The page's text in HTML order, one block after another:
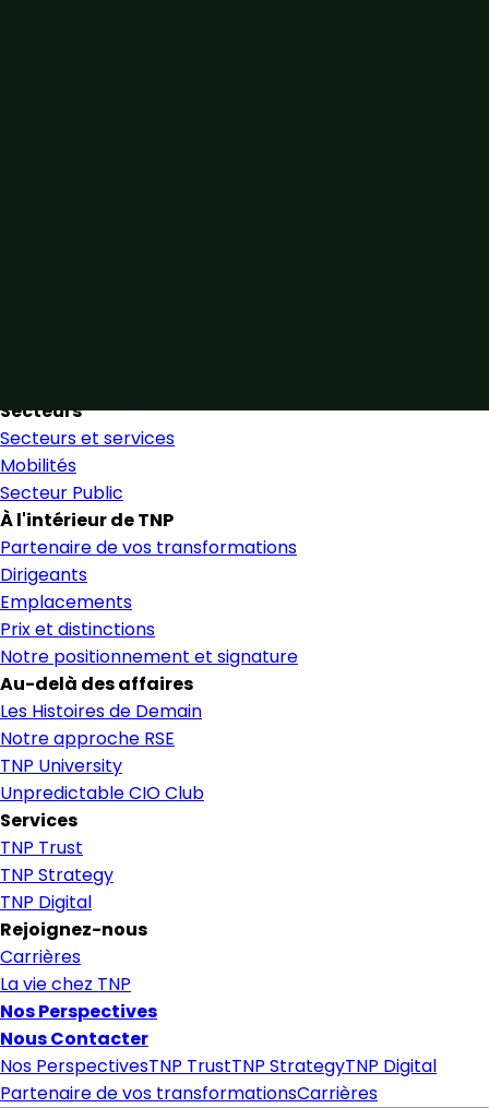
Secteurs
Secteurs et services
Mobilités
Secteur Public
À l'intérieur de TNP
Partenaire de vos transformations
Dirigeants
Emplacements
Prix et distinctions
Notre positionnement et signature
Au-delà des affaires
Les Histoires de Demain
Notre approche RSE
TNP University
Unpredictable CIO Club
Services
TNP Trust
TNP Strategy
TNP Digital
Rejoignez-nous
Carrières
La vie chez TNP
Nos Perspectives
Nous Contacter
Nos PerspectivesTNP TrustTNP StrategyTNP Digital
Partenaire de vos transformationsCarrières